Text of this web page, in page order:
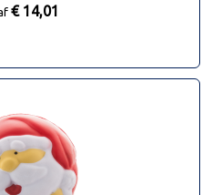
€ 14,01